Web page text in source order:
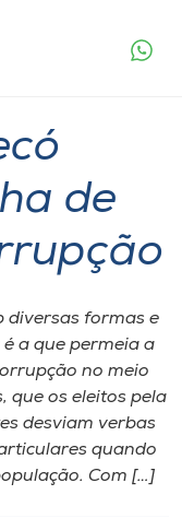
de
diversas formas e
a que permeia a
no meio
que os eleitos pela
desviam verbas
quando
Com […]